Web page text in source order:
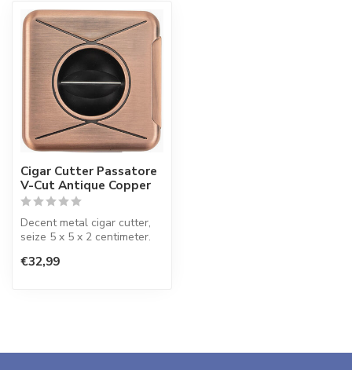
Cigar Cutter Passatore
V-Cut Antique Copper
Decent metal cigar cutter,
seize 5 x 5 x 2 centimeter.
€32,99